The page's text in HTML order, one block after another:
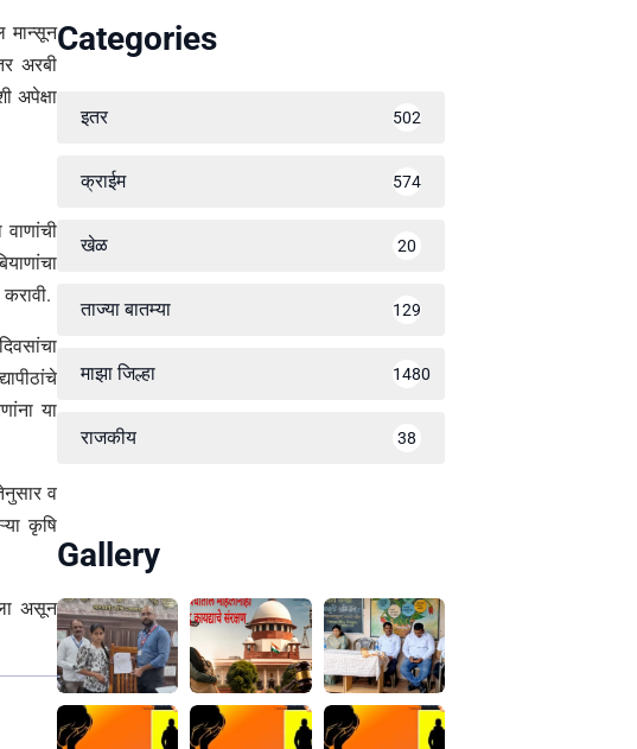
मान्सून
अरबी
अपेक्षा
या
व
कृषि
असून
Categories
इतर 502
क्राईम 574
खेळ 20
ताज्या बातम्या 129
माझा जिल्हा 1480
राजकीय 38
Gallery